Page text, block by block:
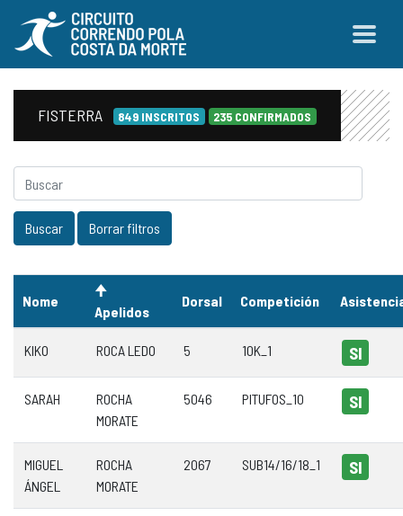
FISTERRA 849 INSCRITOS 235 CONFIRMADOS
Nome
Apelidos
Dorsal Competición
KIKO ROCA LEDO 5 10K_1 SI
SARAH
ROCHA
MORATE
5046 PITUFOS_10 SI
MIGUEL
ÁNGEL
ROCHA
MORATE
2067 SUB14/16/18_1 SI